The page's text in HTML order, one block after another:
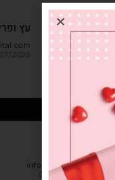
עץ
כתבות אחרונות
מבחן הגמבה
info@chief-digital.com
26/07/2026